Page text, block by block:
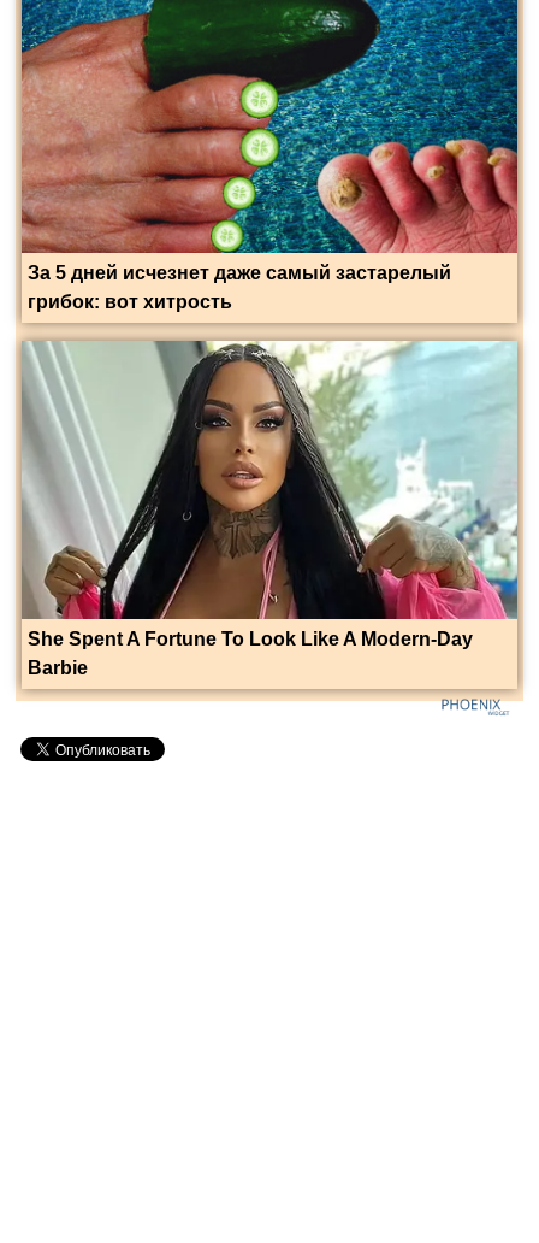
За 5 дней исчезнет даже самый застарелый
грибок: вот хитрость
She Spent A Fortune To Look Like A Modern-Day
Barbie